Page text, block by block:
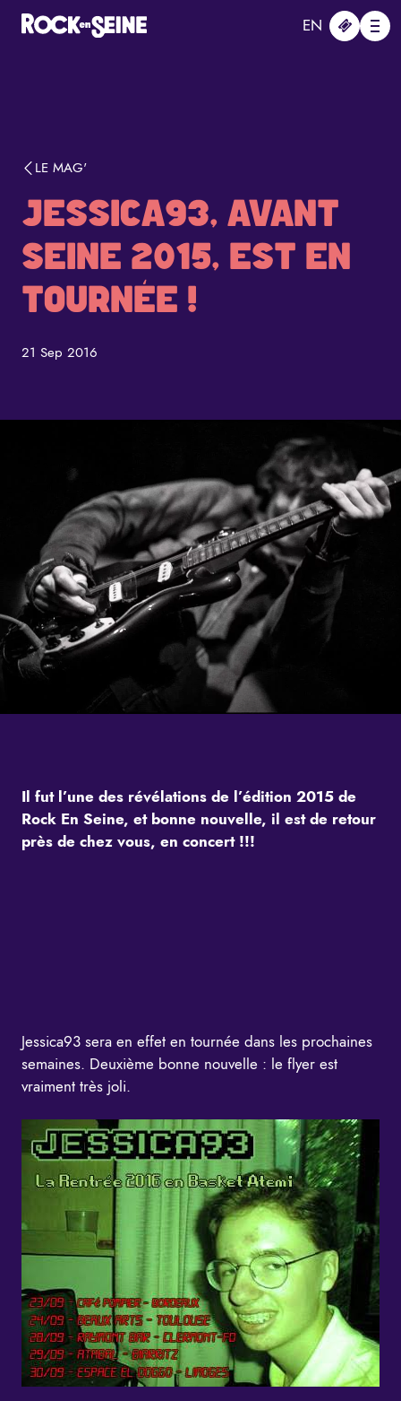
Aller au contenu principal
EN
LE MAG'
JESSICA93, AVANT
SEINE 2015, EST EN
TOURNÉE !
21 Sep 2016
Il fut l’une des révélations de l’édition 2015 de
Rock En Seine, et bonne nouvelle, il est de retour
près de chez vous, en concert !!!
Jessica93 sera en effet en tournée dans les prochaines
semaines. Deuxième bonne nouvelle : le flyer est
vraiment très joli.
Panneau de gestion des cookies